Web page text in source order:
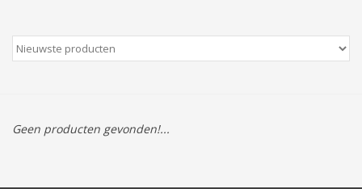
Wenskaarten
Tassen/Portemonnee
Boeken
Geen producten gevonden!...